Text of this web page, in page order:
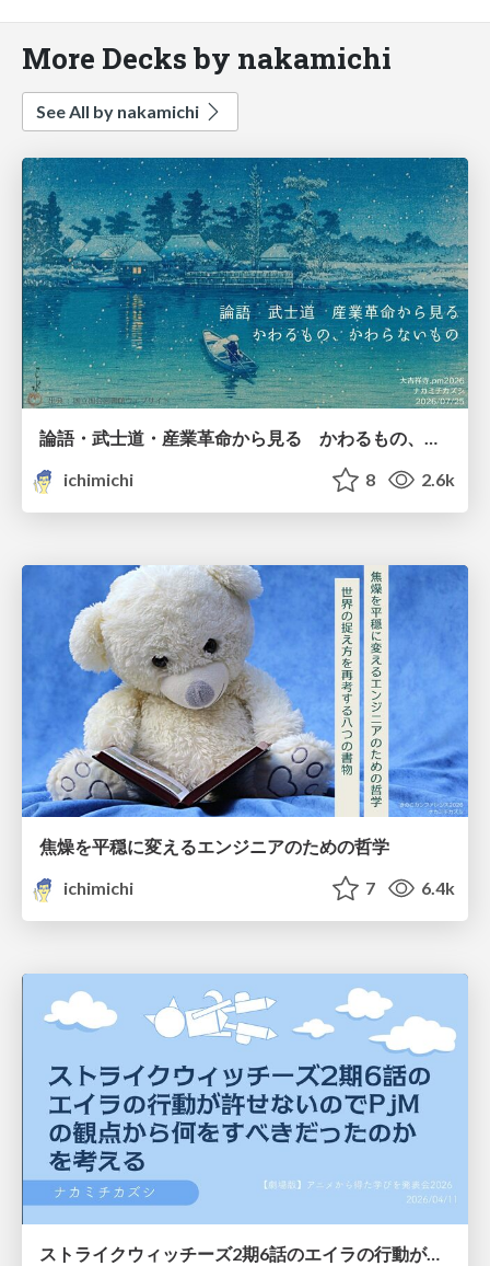
More Decks by nakamichi
See All by nakamichi
論語・武士道・産業革命から見る かわるもの、かわらないもの
ichimichi
8 2.6k
焦燥を平穏に変えるエンジニアのための哲学
ichimichi
7 6.4k
ストライクウィッチーズ2期6話のエイラの行動が許せないのでPjMの観点から何をすべきだったのかを考える